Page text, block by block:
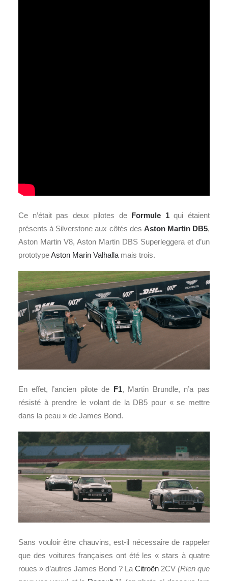
Ce n’était pas deux pilotes de Formule 1qui étaient
présents à Silverstone aux côtés des Aston Martin DB5,
Aston Martin V8, Aston Martin DBS Superleggera et d’un
prototypeAston Marin Valhalla mais trois.
En effet, l’ancien pilote de F1, Martin Brundle, n’a pas
résisté à prendre le volant de la DB5 pour « se mettre
dans la peau » de James Bond.
Sans vouloir être chauvins, est-il nécessaire de rappeler
que des voitures françaises ont été les « stars à quatre
roues » d’autres James Bond ? LaCitroën2CV (Rien que